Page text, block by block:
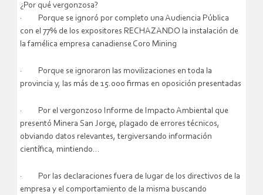
¿Por qué vergonzosa?
· Porque se ignoró por completo una Audiencia Pública
con el 77% de los expositores RECHAZANDO la instalación de
la famélica empresa canadiense Coro Mining
· Porque se ignoraron las movilizaciones en toda la
provincia y, las más de 15.000 firmas en oposición presentadas
· Por el vergonzoso Informe de Impacto Ambiental que
presentó Minera San Jorge, plagado de errores técnicos,
obviando datos relevantes, tergiversando información
científica, mintiendo…
· Por las declaraciones fuera de lugar de los directivos de la
empresa y el comportamiento de la misma buscando